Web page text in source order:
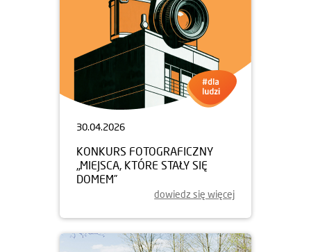
30.04.2026
KONKURS FOTOGRAFICZNY
„MIEJSCA, KTÓRE STAŁY SIĘ
DOMEM”
dowiedz się więcej